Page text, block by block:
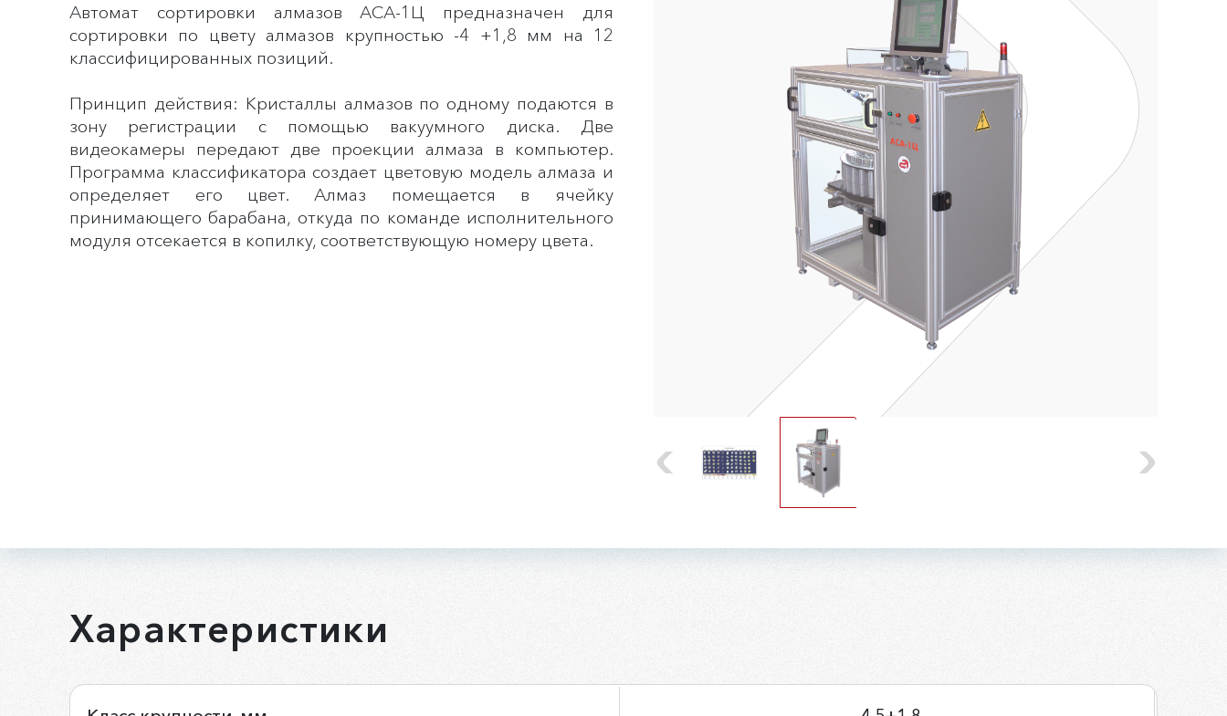
Автомат сортировки алмазов АСА-1Ц предназначен для
сортировки по цвету алмазов крупностью -4 +1,8 мм на 12
классифицированных позиций.
Принцип действия: Кристаллы алмазов по одному подаются в
зону регистрации с помощью вакуумного диска. Две
видеокамеры передают две проекции алмаза в компьютер.
Программа классификатора создает цветовую модель алмаза и
определяет его цвет. Алмаз помещается в ячейку
принимающего барабана, откуда по команде исполнительного
модуля отсекается в копилку, соответствующую номеру цвета.
Характеристики